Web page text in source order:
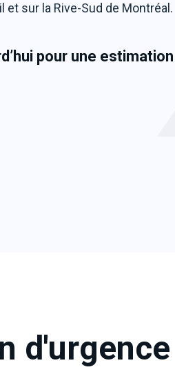
et sur la Rive-Sud de Montréal.
pour une
d'urgence